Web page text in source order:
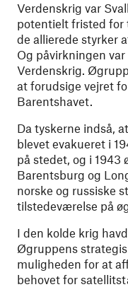
Verdenskrig var
potentielt fristed for
de allierede styrker
Og påvirkningen
Verdenskrig.
at forudsige vejret
Barentshavet.
Da tyskerne indså,
blevet evakueret i
på stedet, og i 1943
Barentsburg og
norske og russiske
tilstedeværelse på
I den kolde krig
Øgruppens
muligheden for at
behovet for